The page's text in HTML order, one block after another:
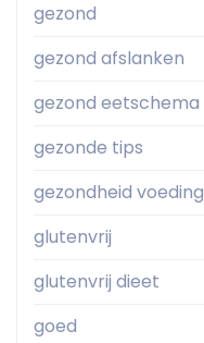
gezond
gezond afslanken
gezond eetschema
gezonde tips
gezondheid voeding
glutenvrij
glutenvrij dieet
goed